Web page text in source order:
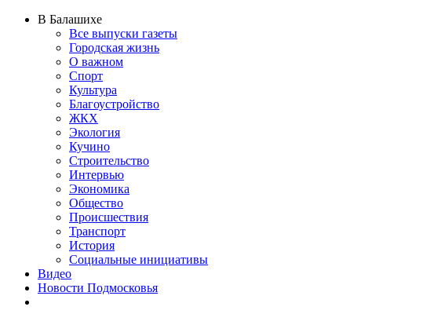
В Балашихе
Все выпуски газеты
Городская жизнь
О важном
Спорт
Культура
Благоустройство
ЖКХ
Экология
Кучино
Строительство
Интервью
Экономика
Общество
Происшествия
Транспорт
История
Социальные инициативы
Видео
Новости Подмосковья